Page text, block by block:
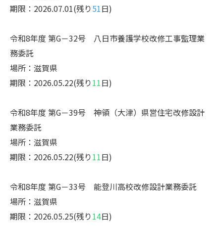
期限：2026.07.01(残り51日)
令和8年度 第G－32号 八日市養護学校改修工事監理業
務委託
場所：滋賀県
期限：2026.05.22(残り11日)
令和8年度 第G－39号 神領（大津）県営住宅改修設計
業務委託
場所：滋賀県
期限：2026.05.22(残り11日)
令和8年度 第G－33号 能登川高校改修設計業務委託
場所：滋賀県
期限：2026.05.25(残り14日)